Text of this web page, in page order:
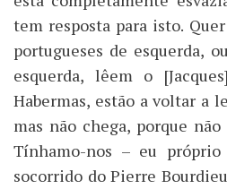
tem resposta para isto.
portugueses de esquerda,
esquerda, lêem o
Habermas, estão a voltar a
mas não chega, porque
Tínhamo-nos – eu
socorrido do Pierre